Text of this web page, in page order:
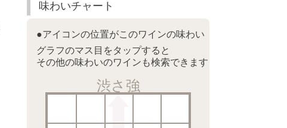
味わいチャート
●アイコンの位置がこのワインの味わい
グラフのマス目をタップすると
その他の味わいのワインも検索できます
渋さ強